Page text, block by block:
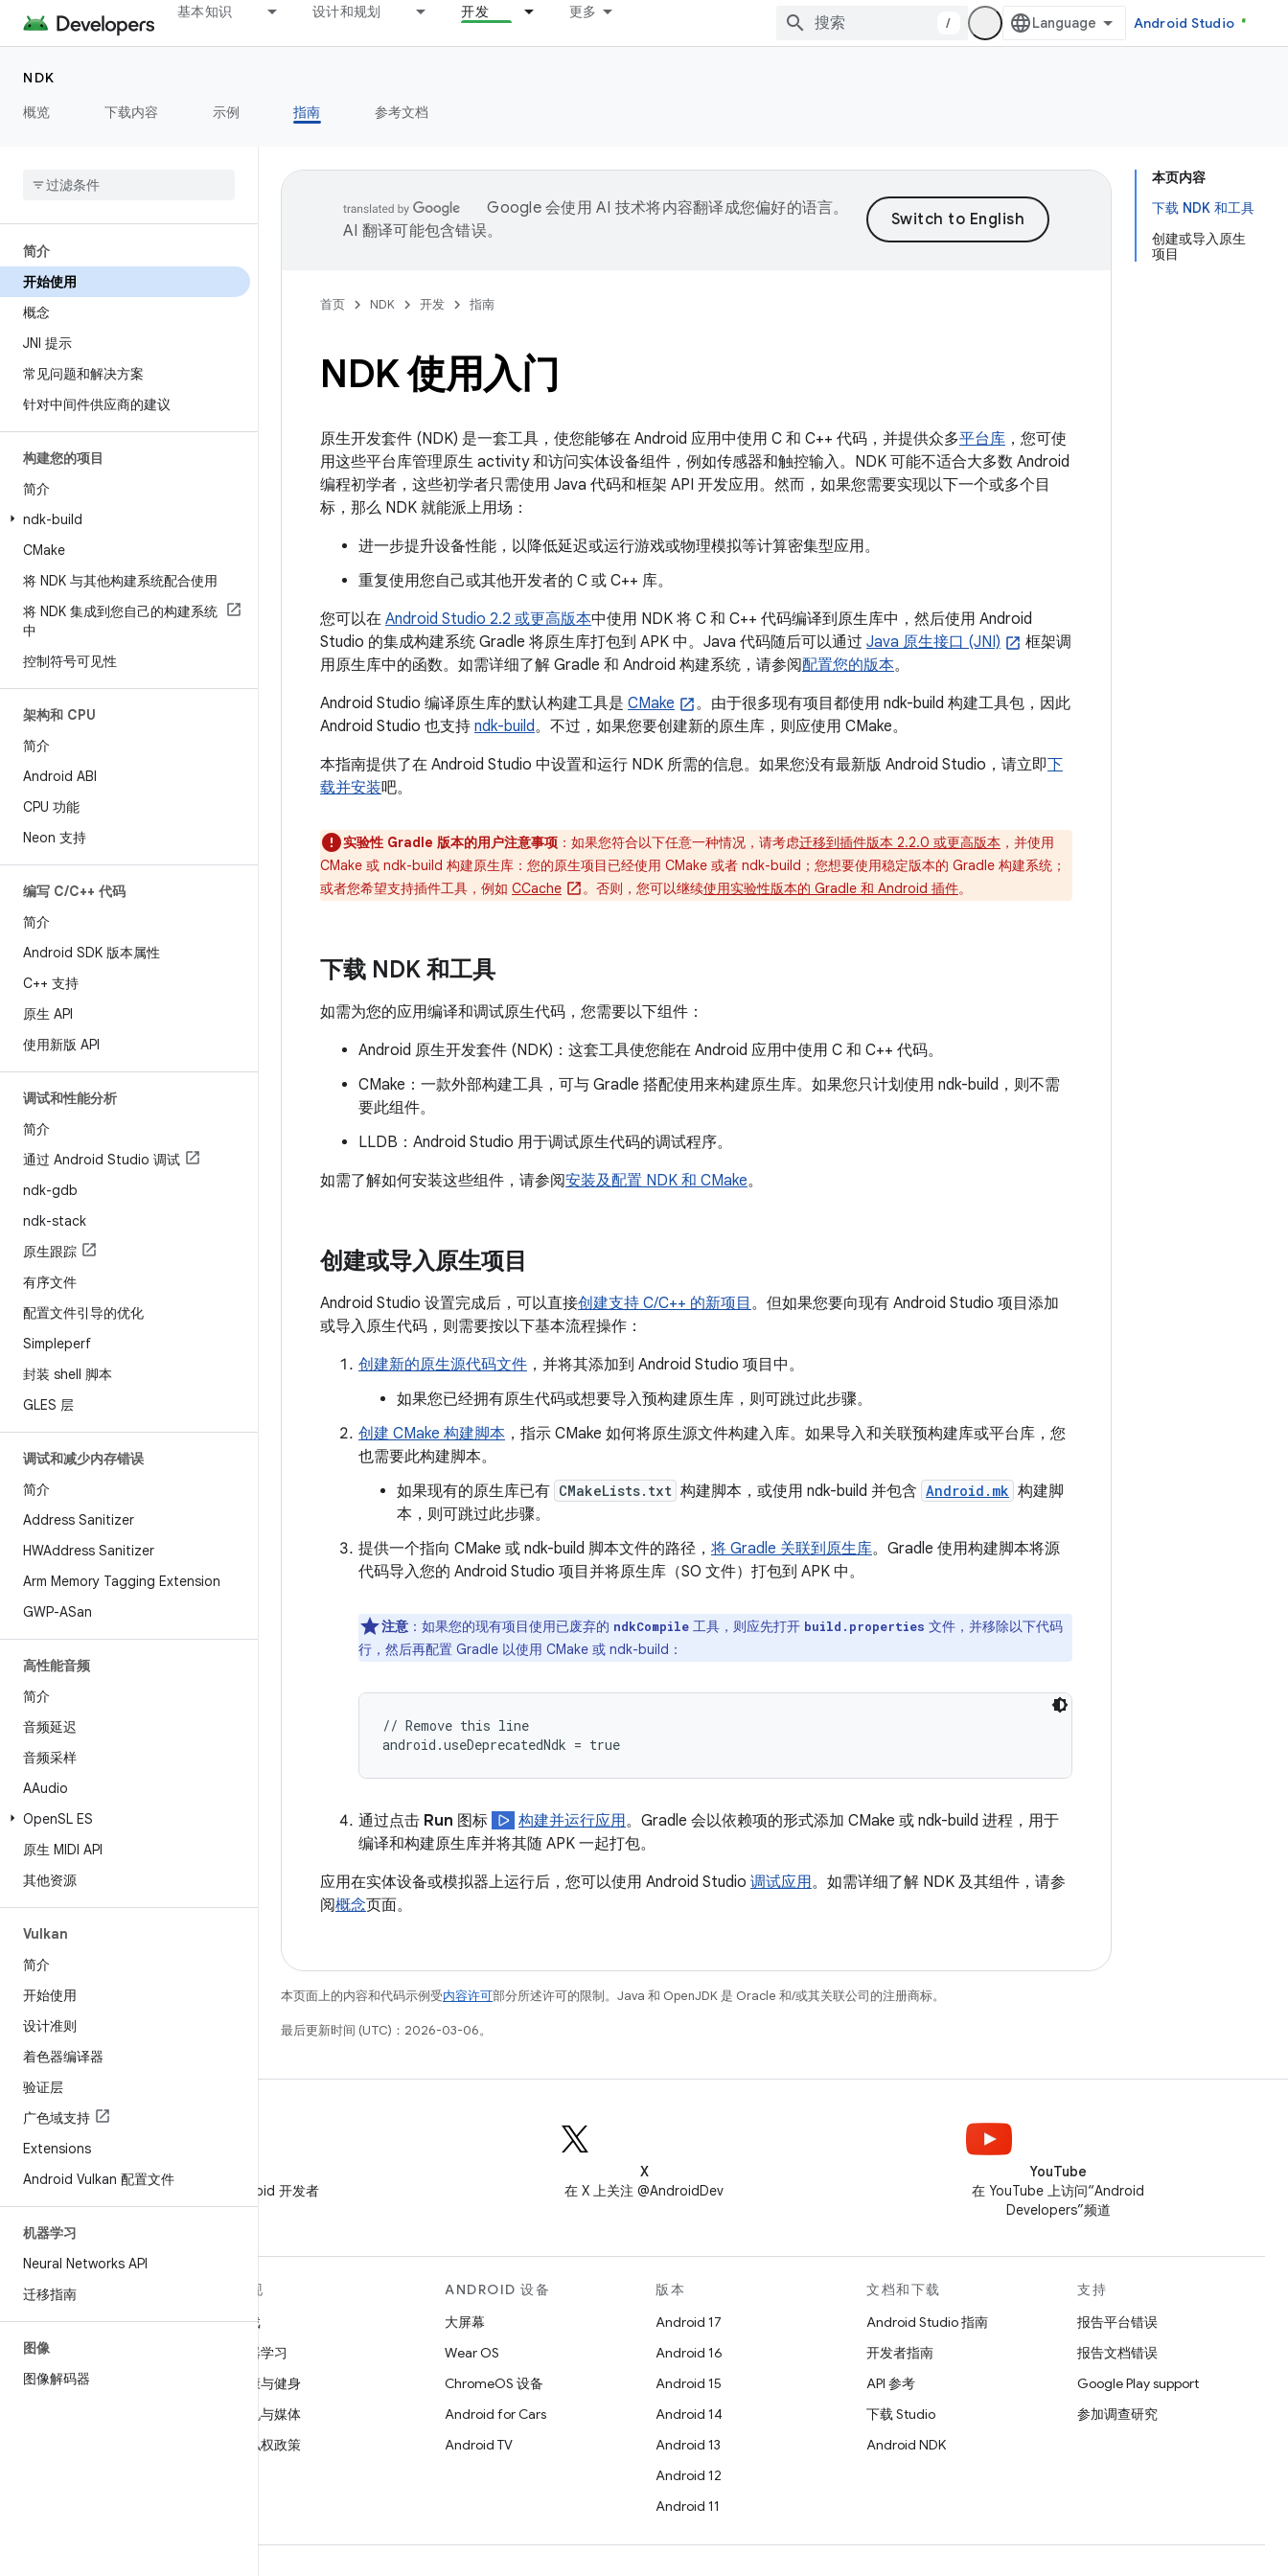
基本知识 设计和规划 开发 更多
/ Android Studio
NDK
概览
下载内容 示例 指南 参考文档
简介
开始使用
概念
JNI 提示
常见问题和解决方案
针对中间件供应商的建议
构建您的项目
简介
ndk-build
CMake
将 NDK 与其他构建系统配合使用
将 NDK 集成到您自己的构建系统
中
控制符号可见性
架构和 CPU
简介
Android ABI
CPU 功能
Neon 支持
编写 C/C++ 代码
简介
Android SDK 版本属性
C++ 支持
原生 API
使用新版 API
调试和性能分析
简介
通过 Android Studio 调试
ndk-gdb
ndk-stack
原生跟踪
有序文件
配置文件引导的优化
Simpleperf
封装 shell 脚本
GLES 层
调试和减少内存错误
简介
Address Sanitizer
HWAddress Sanitizer
Arm Memory Tagging Extension
GWP-ASan
高性能音频
简介
音频延迟
音频采样
AAudio
OpenSL ES
原生 MIDI API
其他资源
Vulkan
简介
开始使用
设计准则
着色器编译器
验证层
广色域支持
Extensions
Android Vulkan 配置文件
机器学习
Neural Networks API
迁移指南
图像
图像解码器
本页内容
下载 NDK 和工具
创建或导入原生
项目
Google 会使用 AI 技术将内容翻译成您偏好的语言。
AI 翻译可能包含错误。
首页 NDK 开发 指南
NDK 使用入门
原生开发套件 (NDK) 是一套工具，使您能够在 Android 应用中使用 C 和 C++ 代码，并提供众多平台库 ，您可使
用这些平台库管理原生 activity 和访问实体设备组件，例如传感器和触控输入。NDK 可能不适合大多数 Android
编程初学者，这些初学者只需使用 Java 代码和框架 API 开发应用。然而，如果您需要实现以下一个或多个目
标，那么 NDK 就能派上用场：
进一步提升设备性能，以降低延迟或运行游戏或物理模拟等计算密集型应用。
重复使用您自己或其他开发者的 C 或 C++ 库。
您可以在 Android Studio 2.2 或更高版本中使用 NDK 将 C 和 C++ 代码编译到原生库中，然后使用 Android
Studio 的集成构建系统 Gradle 将原生库打包到 APK 中。Java 代码随后可以通过 Java 原生接口 (JNI)
框架调
用原生库中的函数。如需详细了解 Gradle 和 Android 构建系统，请参阅配置您的版本。
Android Studio 编译原生库的默认构建工具是 CMake
。由于很多现有项目都使用 ndk-build 构建工具包，因此
Android Studio 也支持 ndk-build。不过，如果您要创建新的原生库，则应使用 CMake。
本指南提供了在 Android Studio 中设置和运行 NDK 所需的信息。如果您没有最新版 Android Studio，请立即下
载并安装吧。
实验性 Gradle 版本的用户注意事项 ：如果您符合以下任意一种情况，请考虑迁移到插件版本 2.2.0 或更高版本 ，并使用
CMake 或 ndk-build 构建原生库：您的原生项目已经使用 CMake 或者 ndk-build；您想要使用稳定版本的 Gradle 构建系统；
或者您希望支持插件工具，例如 CCache 。否则，您可以继续使用实验性版本的 Gradle 和 Android 插件。
下载 NDK 和工具
如需为您的应用编译和调试原生代码，您需要以下组件：
Android 原生开发套件 (NDK)：这套工具使您能在 Android 应用中使用 C 和 C++ 代码。
CMake：一款外部构建工具，可与 Gradle 搭配使用来构建原生库。如果您只计划使用 ndk-build，则不需
要此组件。
LLDB：Android Studio 用于调试原生代码的调试程序。
如需了解如何安装这些组件，请参阅安装及配置 NDK 和 CMake。
创建或导入原生项目
Android Studio 设置完成后，可以直接创建支持 C/C++ 的新项目 。但如果您要向现有 Android Studio 项目添加
或导入原生代码，则需要按以下基本流程操作：
创建新的原生源代码文件 ，并将其添加到 Android Studio 项目中。
如果您已经拥有原生代码或想要导入预构建原生库，则可跳过此步骤。
创建 CMake 构建脚本 ，指示 CMake 如何将原生源文件构建入库。如果导入和关联预构建库或平台库，您
也需要此构建脚本。
如果现有的原生库已有 CMakeLists.txt 构建脚本，或使用 ndk-build 并包含 Android.mk 构建脚
本，则可跳过此步骤。
提供一个指向 CMake 或 ndk-build 脚本文件的路径， 将 Gradle 关联到原生库。Gradle 使用构建脚本将源
代码导入您的 Android Studio 项目并将原生库（SO 文件）打包到 APK 中。
注意 ：如果您的现有项目使用已废弃的 ndkCompile 工具，则应先打开 build.properties 文件，并移除以下代码
行，然后再配置 Gradle 以使用 CMake 或 ndk-build：
// Remove this line
通过点击 Run 图标 构建并运行应用。Gradle 会以依赖项的形式添加 CMake 或 ndk-build 进程，用于
编译和构建原生库并将其随 APK 一起打包。
应用在实体设备或模拟器上运行后，您可以使用 Android Studio 调试应用。如需详细了解 NDK 及其组件，请参
阅概念页面。
本页面上的内容和代码示例受内容许可部分所述许可的限制。Java 和 OpenJDK 是 Oracle 和/或其关联公司的注册商标。
最后更新时间 (UTC)：2026-03-06。
在微信中关注 Android 开发者
X
在 X 上关注 @AndroidDev
YouTube
在 YouTube 上访问“Android
Developers”频道
关于 ANDROID
Android
适用于企业的 Android
安全
发现
游戏
机器学习
健康与健身
相机与媒体
隐私权政策
ANDROID 设备
大屏幕
Wear OS
ChromeOS 设备
Android for Cars
Android TV
版本
Android 17
Android 16
Android 15
Android 14
Android 13
Android 12
Android 11
文档和下载
Android Studio 指南
开发者指南
API 参考
下载 Studio
Android NDK
支持
报告平台错误
报告文档错误
Google Play support
参加调查研究